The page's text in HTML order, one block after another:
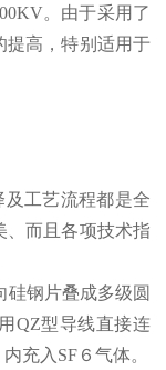
。由于采用了
提高，特别适用于
工艺流程都是全
、而且各项技术指
硅钢片叠成多级圆
QZ型导线直接连
充入SF６气体。